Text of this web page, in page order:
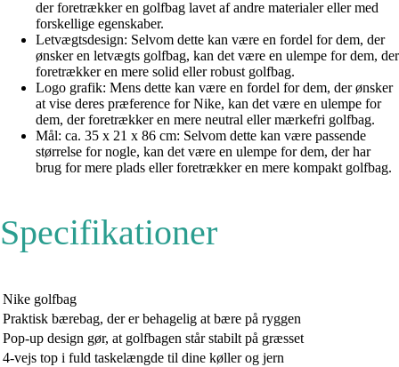
der foretrækker en golfbag lavet af andre materialer eller med
forskellige egenskaber.
Letvægtsdesign: Selvom dette kan være en fordel for dem, der
ønsker en letvægts golfbag, kan det være en ulempe for dem, der
foretrækker en mere solid eller robust golfbag.
Logo grafik: Mens dette kan være en fordel for dem, der ønsker
at vise deres præference for Nike, kan det være en ulempe for
dem, der foretrækker en mere neutral eller mærkefri golfbag.
Mål: ca. 35 x 21 x 86 cm: Selvom dette kan være passende
størrelse for nogle, kan det være en ulempe for dem, der har
brug for mere plads eller foretrækker en mere kompakt golfbag.
Specifikationer
Nike golfbag
Praktisk bærebag, der er behagelig at bære på ryggen
Pop-up design gør, at golfbagen står stabilt på græsset
4-vejs top i fuld taskelængde til dine køller og jern